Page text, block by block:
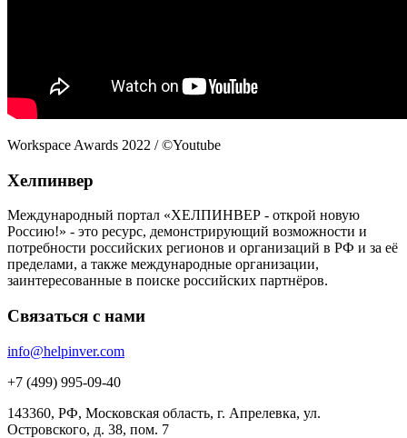
Workspace Awards 2022 / ©Youtube
Хелпинвер
Международный портал «ХЕЛПИНВЕР - открой новую
Россию!» - это ресурс, демонстрирующий возможности и
потребности российских регионов и организаций в РФ и за её
пределами, а также международные организации,
заинтересованные в поиске российских партнёров.
Связаться с нами
info@helpinver.com
+7 (499) 995-09-40
143360, РФ, Московская область, г. Апрелевка, ул.
Островского, д. 38, пом. 7